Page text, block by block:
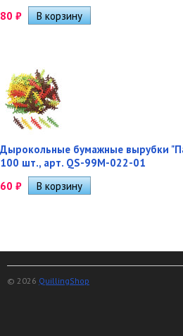
80 ₽
Дырокольные бумажные вырубки
100 шт., арт. QS-99M-022-01
60 ₽
© 2026 QuillingShop